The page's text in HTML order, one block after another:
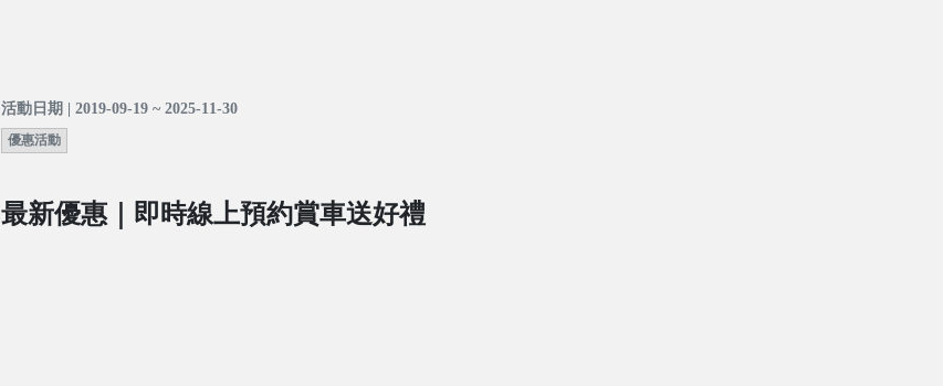
活動日期 | 2019-09-19 ~ 2025-11-30
優惠活動
最新優惠｜即時線上預約賞車送好禮